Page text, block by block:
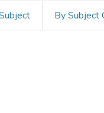
By Subject